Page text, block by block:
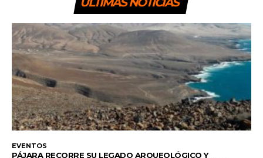
EVENTOS
PÁJARA RECORRE SU LEGADO ARQUEOLÓGICO Y